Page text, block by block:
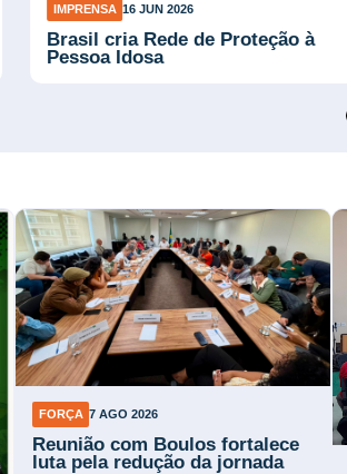
IMPRENSA 16 JUN 2026
Brasil cria Rede de Proteção à
Pessoa Idosa
FORÇA 7 AGO 2026
Reunião com Boulos fortalece
luta pela redução da jornada